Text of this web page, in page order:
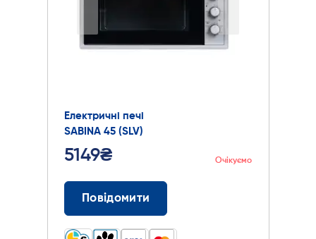
Електричні печі
SABINA 45 (SLV)
5149₴ Очікуємо
Повідомити